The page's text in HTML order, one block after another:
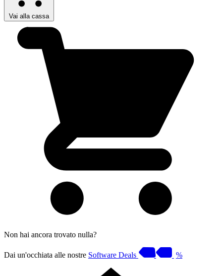
Vai alla cassa
Non hai ancora trovato nulla?
Dai un'occhiata alle nostre Software Deals %